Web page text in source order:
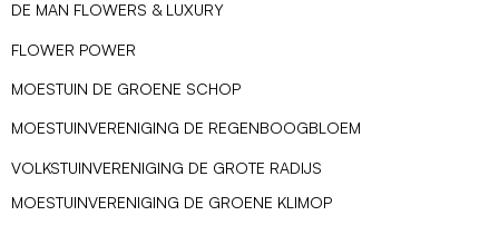
DE MAN FLOWERS & LUXURY
FLOWER POWER
MOESTUIN DE GROENE SCHOP
MOESTUINVERENIGING DE REGENBOOGBLOEM
VOLKSTUINVERENIGING DE GROTE RADIJS
MOESTUINVERENIGING DE GROENE KLIMOP